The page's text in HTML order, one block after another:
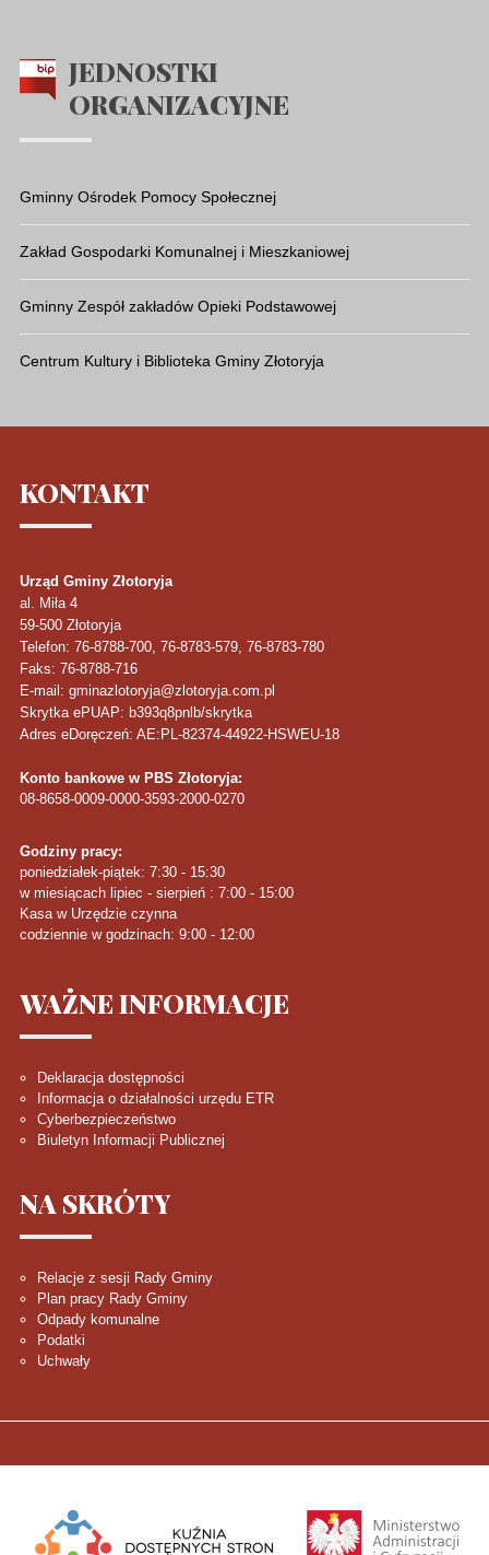
JEDNOSTKI
ORGANIZACYJNE
Gminny Ośrodek Pomocy Społecznej
Zakład Gospodarki Komunalnej i Mieszkaniowej
Gminny Zespół zakładów Opieki Podstawowej
Centrum Kultury i Biblioteka Gminy Złotoryja
KONTAKT
Urząd Gminy Złotoryja
al. Miła 4
59-500 Złotoryja
Telefon: 76-8788-700, 76-8783-579, 76-8783-780
Faks: 76-8788-716
E-mail: gminazlotoryja@zlotoryja.com.pl
Skrytka ePUAP: b393q8pnlb/skrytka
Adres eDoręczeń: AE:PL-82374-44922-HSWEU-18
Konto bankowe w PBS Złotoryja:
08-8658-0009-0000-3593-2000-0270
Godziny pracy:
poniedziałek-piątek: 7:30 - 15:30
w miesiącach lipiec - sierpień : 7:00 - 15:00
Kasa w Urzędzie czynna
codziennie w godzinach: 9:00 - 12:00
WAŻNEINFORMACJE
Deklaracja dostępności
Informacja o działalności urzędu ETR
Cyberbezpieczeństwo
Biuletyn Informacji Publicznej
NA SKRÓTY
Relacje z sesji Rady Gminy
Plan pracy Rady Gminy
Odpady komunalne
Podatki
Uchwały